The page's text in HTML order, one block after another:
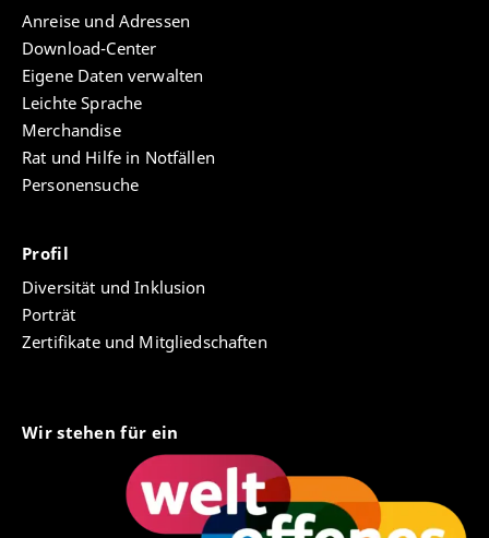
Anreise und Adressen
Download-Center
Eigene Daten verwalten
Leichte Sprache
Merchandise
Rat und Hilfe in Notfällen
Personensuche
Profil
Diversität und Inklusion
Porträt
Zertifikate und Mitgliedschaften
Wir stehen für ein